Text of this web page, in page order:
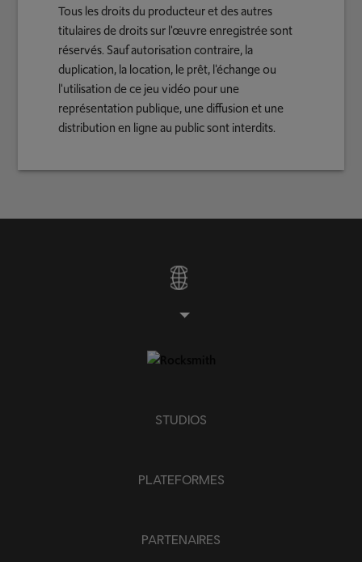
Tous les droits du producteur et des autres
titulaires de droits sur l'œuvre enregistrée sont
réservés. Sauf autorisation contraire, la
duplication, la location, le prêt, l'échange ou
l'utilisation de ce jeu vidéo pour une
représentation publique, une diffusion et une
distribution en ligne au public sont interdits.
STUDIOS
PLATEFORMES
PARTENAIRES